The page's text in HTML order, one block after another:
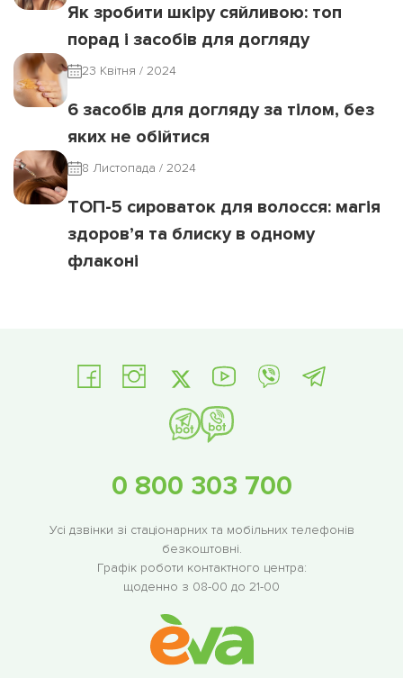
Як зробити шкіру сяйливою: топ
порад і засобів для догляду
23 Квітня / 2024
6 засобів для догляду за тілом, без
яких не обійтися
8 Листопада / 2024
ТОП-5 сироваток для волосся: магія
здоров’я та блиску в одному
флаконі
0 800 303 700
Усі дзвінки зі стаціонарних та мобільних телефонів
безкоштовні.
Графік роботи контактного центра:
щоденно з 08-00 до 21-00